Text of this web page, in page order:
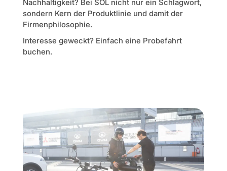
Nachhaltigkeit? Bei SOL nicht nur ein Schlagwort,
sondern Kern der Produktlinie und damit der
Firmenphilosophie.
Interesse geweckt? Einfach eine Probefahrt
buchen.